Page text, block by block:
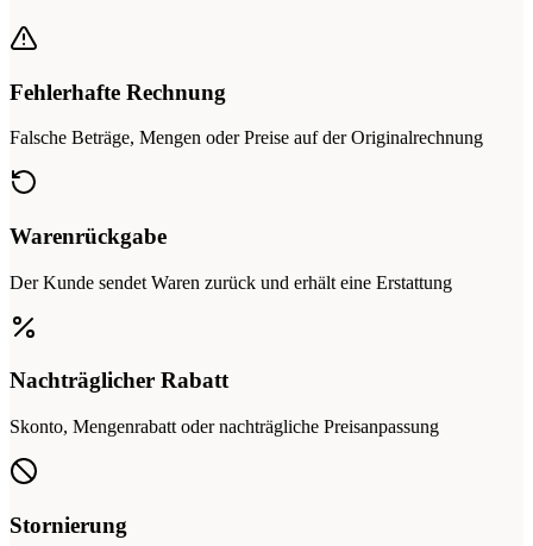
Fehlerhafte Rechnung
Falsche Beträge, Mengen oder Preise auf der Originalrechnung
Warenrückgabe
Der Kunde sendet Waren zurück und erhält eine Erstattung
Nachträglicher Rabatt
Skonto, Mengenrabatt oder nachträgliche Preisanpassung
Stornierung